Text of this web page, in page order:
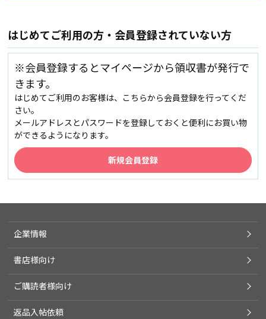
はじめてご利用の方・会員登録されていない方
※会員登録するとマイページから領収書が発行で
きます。
はじめてご利用のお客様は、こちらから会員登録を行ってくだ
さい。
メールアドレスとパスワードを登録しておくと便利にお買い物
ができるようになります。
企業情報
書店様向け
ご購読者様向け
返品入帖依頼